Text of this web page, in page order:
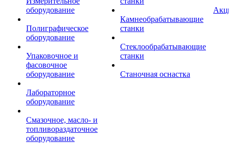
оборудование
Полиграфическое
оборудование
Упаковочное и
фасовочное
оборудование
Лабораторное
оборудование
Смазочное, масло- и
топливораздаточное
оборудование
Камнеобрабатывающие
станки
Стеклообрабатывающие
станки
Станочная оснастка